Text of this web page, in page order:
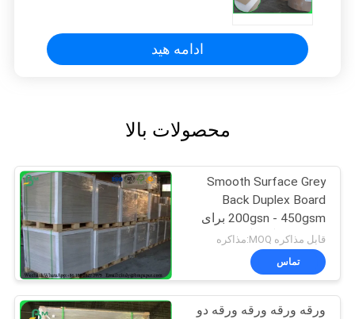
ادامه هید
محصولات بالا
Smooth Surface Grey
Back Duplex Board
200gsn - 450gsm برای
جلد کتاب گالینگور
قابل مذاکره MOQ:مذاکره
تماس
ورقه ورقه ورقه ورقه دو